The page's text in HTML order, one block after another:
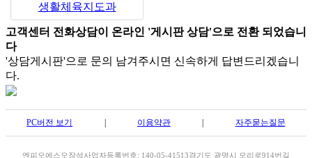
생활체육지도과
고객센터 전화상담이 온라인 '게시판 상담'으로 전환 되었습니
다
'상담게시판'으로 문의 남겨주시면 신속하게 답변드리겠습니
다.
PC버전 보기 이용약관 자주묻는질문
엔피오에스 오장석사업자등록번호: 140-05-41513경기도 광명시 오리로914번길